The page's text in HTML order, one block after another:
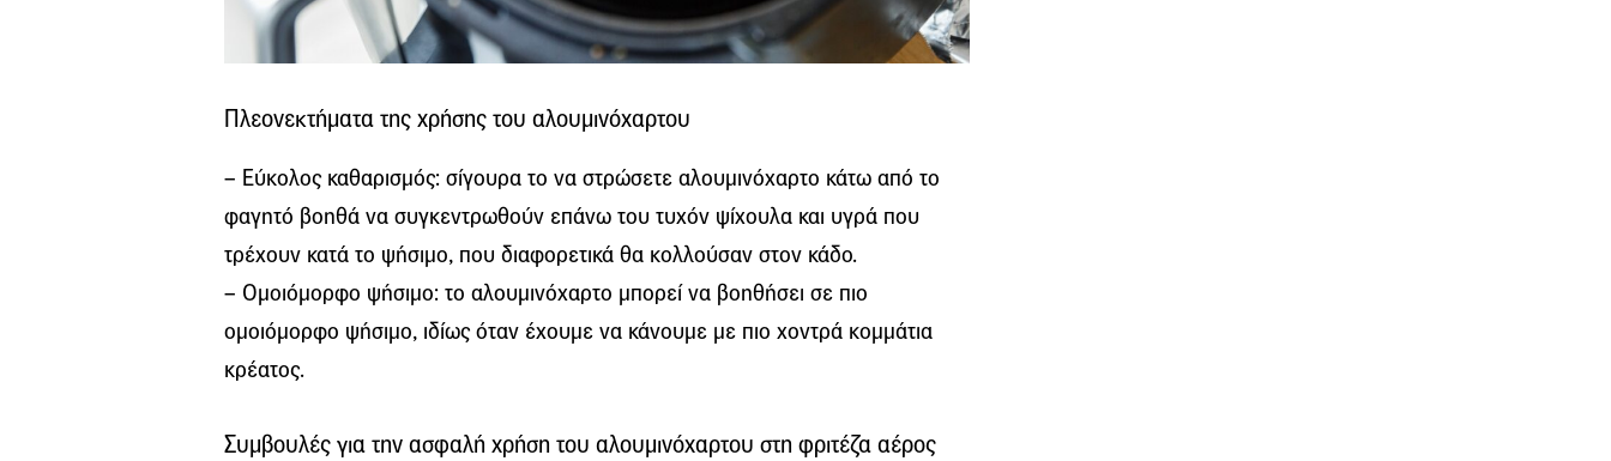
Πλεονεκτήματα της χρήσης του αλουμινόχαρτου
– Εύκολος καθαρισμός: σίγουρα το να στρώσετε αλουμινόχαρτο κάτω από το
φαγητό βοηθά να συγκεντρωθούν επάνω του τυχόν ψίχουλα και υγρά που
τρέχουν κατά το ψήσιμο, που διαφορετικά θα κολλούσαν στον κάδο.
– Ομοιόμορφο ψήσιμο: το αλουμινόχαρτο μπορεί να βοηθήσει σε πιο
ομοιόμορφο ψήσιμο, ιδίως όταν έχουμε να κάνουμε με πιο χοντρά κομμάτια
κρέατος.
Συμβουλές για την ασφαλή χρήση του αλουμινόχαρτου στη φριτέζα αέρος